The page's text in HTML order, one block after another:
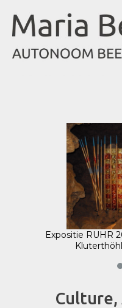
Expositie RUHR
Culture,